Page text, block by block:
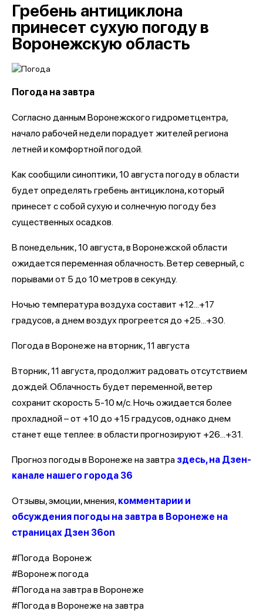
Гребень антициклона
принесет сухую погоду в
Воронежскую область
Погода на завтра
Согласно данным Воронежского гидрометцентра,
начало рабочей недели порадует жителей региона
летней и комфортной погодой.
Как сообщили синоптики, 10 августа погоду в области
будет определять гребень антициклона, который
принесет с собой сухую и солнечную погоду без
существенных осадков.
В понедельник, 10 августа, в Воронежской области
ожидается переменная облачность. Ветер северный, с
порывами от 5 до 10 метров в секунду.
Ночью температура воздуха составит +12...+17
градусов, а днем воздух прогреется до +25...+30.
Погода в Воронеже на вторник, 11 августа
Вторник, 11 августа, продолжит радовать отсутствием
дождей. Облачность будет переменной, ветер
сохранит скорость 5-10 м/с. Ночь ожидается более
прохладной – от +10 до +15 градусов, однако днем
станет еще теплее: в области прогнозируют +26...+31.
Прогноз погоды в Воронеже на завтра здесь, на Дзен-
канале нашего города 36
Отзывы, эмоции, мнения, комментарии и
обсуждения погоды на завтра в Воронеже на
страницах Дзен 36on
#Погода Воронеж
#Воронеж погода
#Погода на завтра в Воронеже
#Погода в Воронеже на завтра